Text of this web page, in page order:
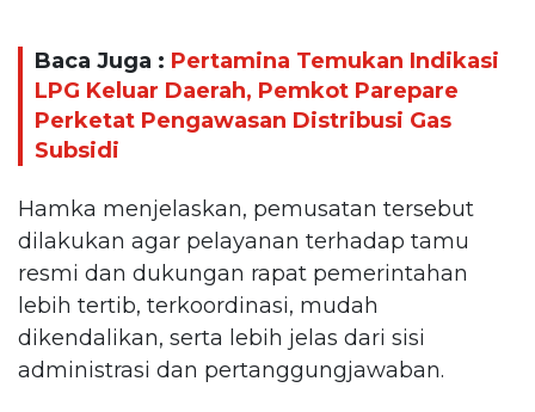
Baca Juga : Pertamina Temukan Indikasi
LPG Keluar Daerah, Pemkot Parepare
Perketat Pengawasan Distribusi Gas
Subsidi
Hamka menjelaskan, pemusatan tersebut
dilakukan agar pelayanan terhadap tamu
resmi dan dukungan rapat pemerintahan
lebih tertib, terkoordinasi, mudah
dikendalikan, serta lebih jelas dari sisi
administrasi dan pertanggungjawaban.